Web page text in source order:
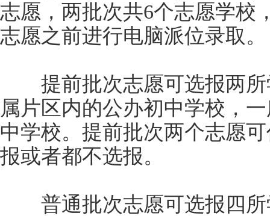
志愿，两批次共6个志愿学校
志愿之前进行电脑派位录取。
提前批次志愿可选报两所
属片区内的公办初中学校，
中学校。提前批次两个志愿
报或者都不选报。
普通批次志愿可选报四所